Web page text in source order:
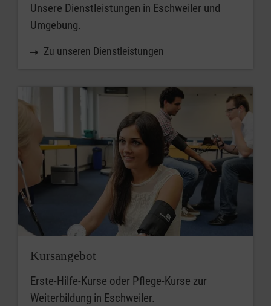
Unsere Dienstleistungen in Eschweiler und
Umgebung.
Zu unseren Dienstleistungen
Kursangebot
Erste-Hilfe-Kurse oder Pflege-Kurse zur
Weiterbildung in Eschweiler.